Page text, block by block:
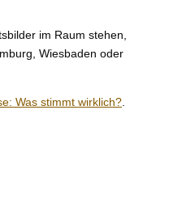
im Raum stehen,
Wiesbaden oder
Was stimmt wirklich?